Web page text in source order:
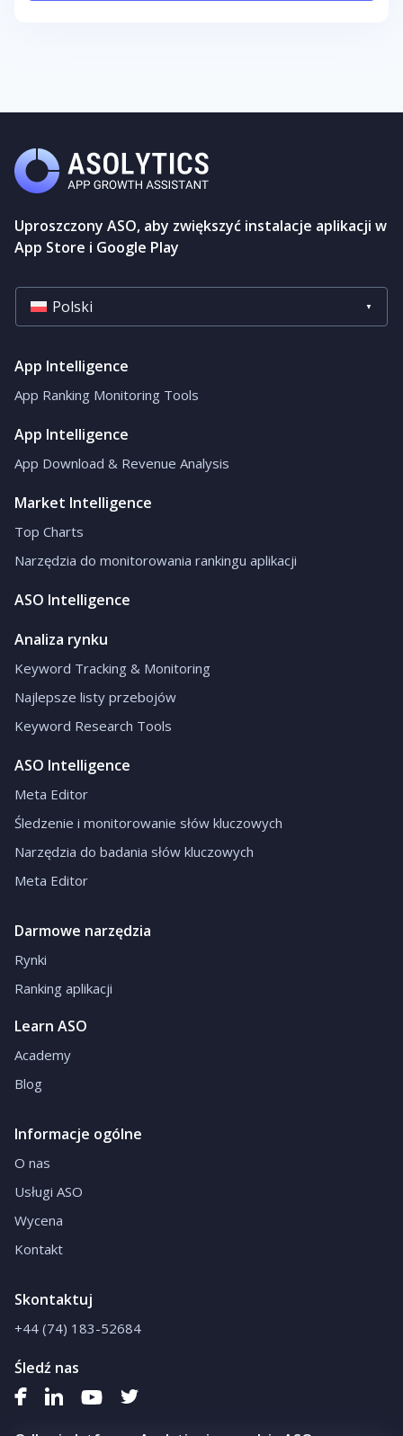
Uproszczony ASO, aby zwiększyć instalacje aplikacji w
App Store i Google Play
Polski
App Intelligence
App Ranking Monitoring Tools
App Intelligence
App Download & Revenue Analysis
Market Intelligence
Top Charts
Narzędzia do monitorowania rankingu aplikacji
ASO Intelligence
Analiza rynku
Keyword Tracking & Monitoring
Najlepsze listy przebojów
Keyword Research Tools
ASO Intelligence
Meta Editor
Śledzenie i monitorowanie słów kluczowych
Narzędzia do badania słów kluczowych
Meta Editor
Darmowe narzędzia
Rynki
Ranking aplikacji
Learn ASO
Academy
Blog
Informacje ogólne
O nas
Usługi ASO
Wycena
Kontakt
Skontaktuj
+44 (74) 183-52684
Śledź nas